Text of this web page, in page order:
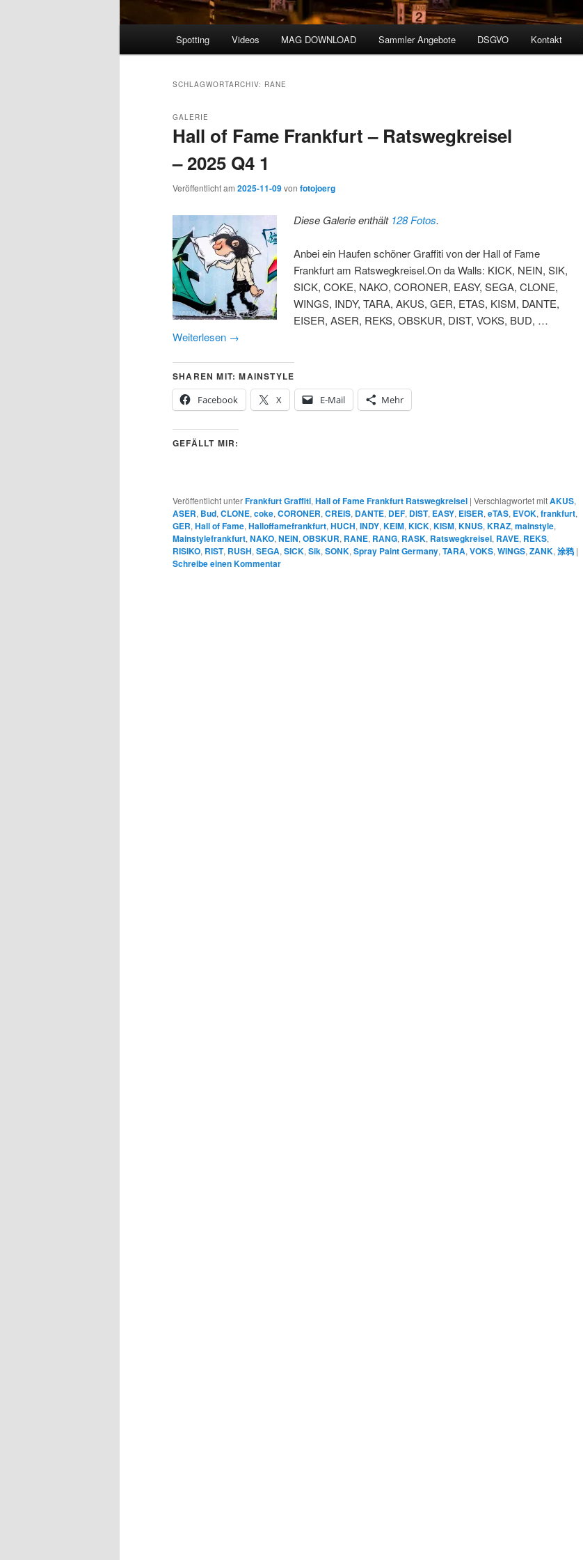
Spotting Videos MAG DOWNLOAD Sammler Angebote DSGVO Kontakt
SCHLAGWORTARCHIV: RANE
Hall of Fame Frankfurt – Ratswegkreisel
– 2025 Q4 1
GALERIE
Veröffentlicht am 2025-11-09von fotojoerg
Diese Galerie enthält 128 Fotos.
Anbei ein Haufen schöner Graffiti von der Hall of Fame
Frankfurt am Ratswegkreisel.On da Walls: KICK, NEIN, SIK,
SICK, COKE, NAKO, CORONER, EASY, SEGA, CLONE,
WINGS, INDY, TARA, AKUS, GER, ETAS, KISM, DANTE,
EISER, ASER, REKS, OBSKUR, DIST, VOKS, BUD, …
Weiterlesen →
SHAREN MIT: MAINSTYLE
Facebook
X E-Mail Mehr
GEFÄLLT MIR:
Veröffentlicht unterFrankfurt Graffiti, Hall of Fame Frankfurt Ratswegkreisel | Verschlagwortet mitAKUS,
ASER, Bud, CLONE, coke, CORONER, CREIS, DANTE, DEF, DIST, EASY, EISER, eTAS, EVOK, frankfurt,
GER, Hall of Fame, Halloffamefrankfurt, HUCH, INDY, KEIM, KICK, KISM, KNUS, KRAZ, mainstyle,
Mainstylefrankfurt, NAKO, NEIN, OBSKUR, RANE, RANG, RASK, Ratswegkreisel, RAVE, REKS,
RISIKO, RIST, RUSH, SEGA, SICK, Sik, SONK, Spray Paint Germany, TARA, VOKS, WINGS, ZANK, 涂鸦 |
Schreibe einen Kommentar